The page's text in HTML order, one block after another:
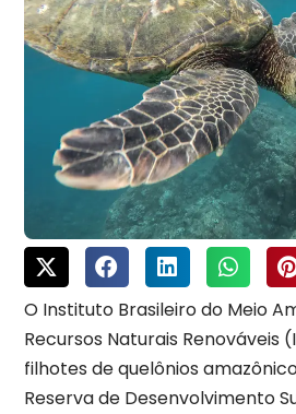
O Instituto Brasileiro do Meio
Recursos Naturais Renováveis
filhotes de quelônios
Reserva de Desenvolvimento